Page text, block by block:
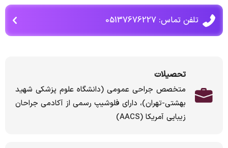
تلفن تماس: 05137676227
تحصیلات
متخصص جراحی عمومی (دانشگاه علوم پزشکی شهید
بهشتی-تهران)، دارای فلوشیپ رسمی از آکادمی جراحان
زیبایی آمریکا (AACS)